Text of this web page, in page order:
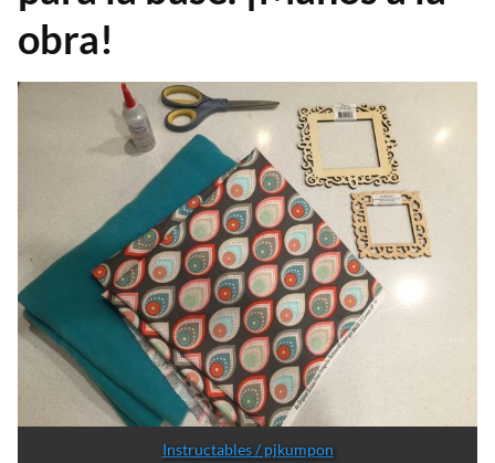
obra!
Instructables / pjkumpon